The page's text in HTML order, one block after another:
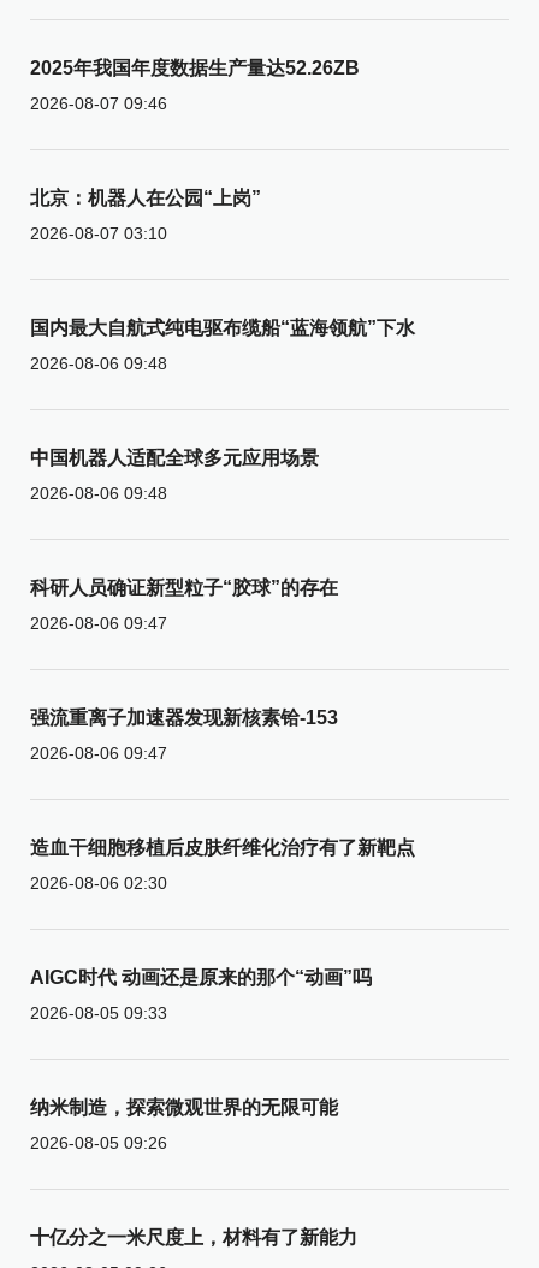
2025年我国年度数据生产量达52.26ZB
2026-08-07 09:46
北京：机器人在公园“上岗”
2026-08-07 03:10
国内最大自航式纯电驱布缆船“蓝海领航”下水
2026-08-06 09:48
中国机器人适配全球多元应用场景
2026-08-06 09:48
科研人员确证新型粒子“胶球”的存在
2026-08-06 09:47
强流重离子加速器发现新核素铪-153
2026-08-06 09:47
造血干细胞移植后皮肤纤维化治疗有了新靶点
2026-08-06 02:30
AIGC时代 动画还是原来的那个“动画”吗
2026-08-05 09:33
纳米制造，探索微观世界的无限可能
2026-08-05 09:26
十亿分之一米尺度上，材料有了新能力